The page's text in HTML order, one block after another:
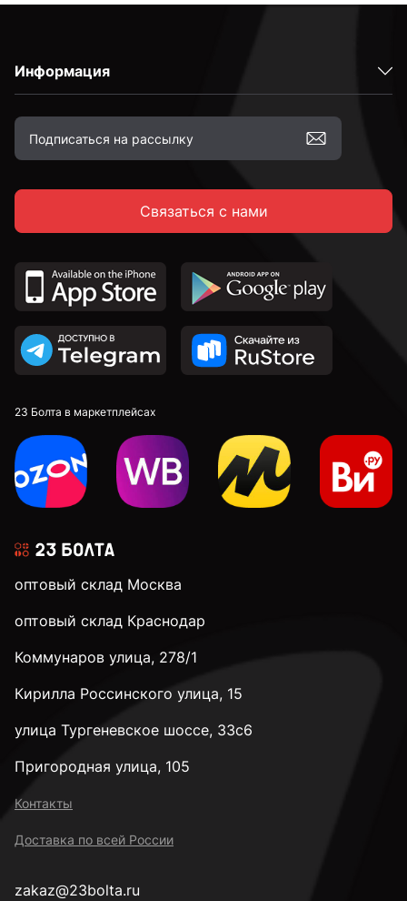
Информация
Связаться с нами
23 Болта в маркетплейсах
оптовый склад Москва
оптовый склад Краснодар
Коммунаров улица, 278/1
Кирилла Россинского улица, 15
улица Тургеневское шоссе, 33с6
Пригородная улица, 105
Контакты
Доставка по всей России
zakaz@23bolta.ru